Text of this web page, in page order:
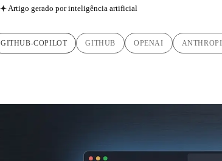
Artigo gerado por inteligência artificial
GITHUB-COPILOT GITHUB OPENAI